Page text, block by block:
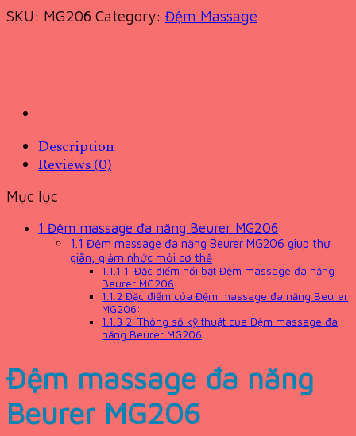
SKU: MG206 Category: Đệm Massage
Description
Reviews (0)
Mục lục
1 Đệm massage đa năng Beurer MG206
1.1 Đệm massage đa năng Beurer MG206 giúp thư
giãn, giảm nhức mỏi cơ thể
1.1.1 1. Đặc điểm nổi bật Đệm massage đa năng
Beurer MG206
1.1.2 Đặc điểm của Đệm massage đa năng Beurer
MG206:
1.1.3 2. Thông số kỹ thuật của Đệm massage đa
năng Beurer MG206
Đệm massage đa năng
Beurer MG206